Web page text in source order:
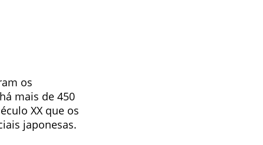
os
mais de 450
XX que os
japonesas.